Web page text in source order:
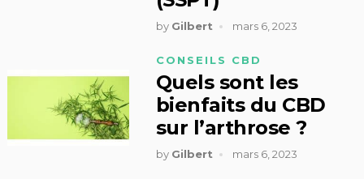
by Gilbert mars 6, 2023
CONSEILS CBD
Quels sont les
bienfaits du CBD
sur l’arthrose ?
by Gilbert mars 6, 2023